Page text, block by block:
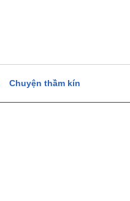
Chuyện thầm kín